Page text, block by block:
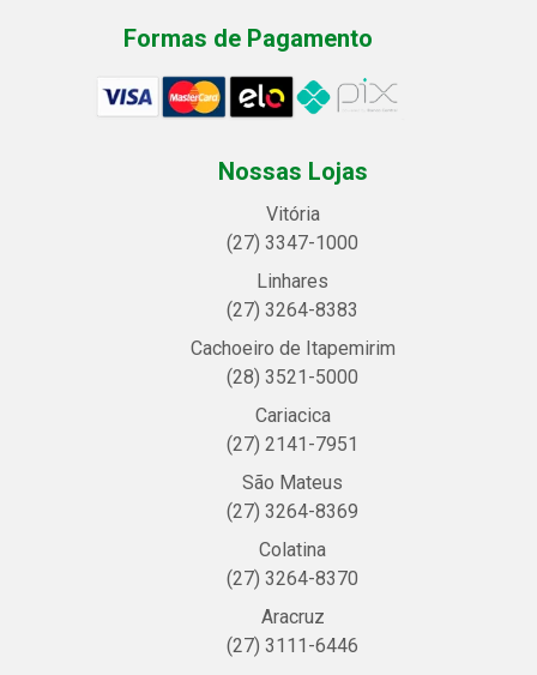
Formas de Pagamento
Nossas Lojas
Vitória
(27) 3347-1000
Linhares
(27) 3264-8383
Cachoeiro de Itapemirim
(28) 3521-5000
Cariacica
(27) 2141-7951
São Mateus
(27) 3264-8369
Colatina
(27) 3264-8370
Aracruz
(27) 3111-6446